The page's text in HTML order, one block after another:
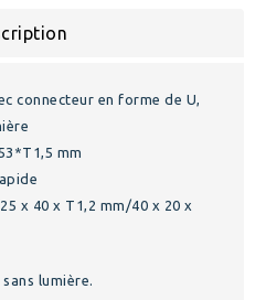
connecteur en forme de U,
mm
x 40 x T1,2 mm/40 x 20 x
lumière.